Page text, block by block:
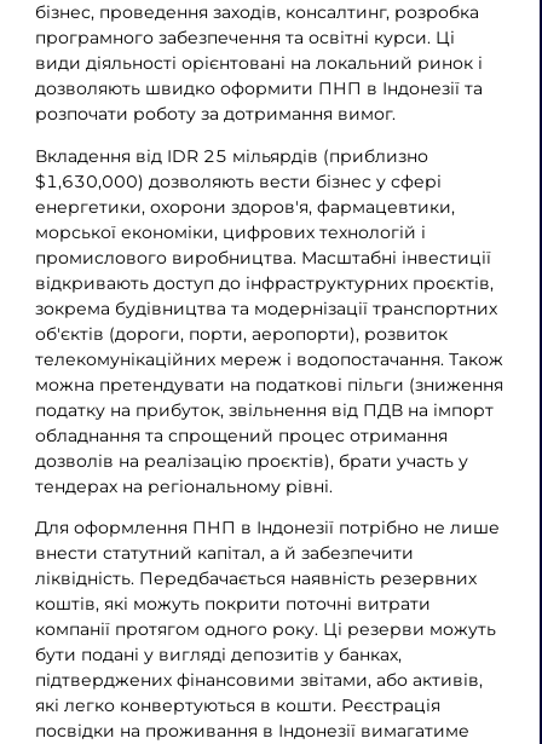
бізнес, проведення заходів, консалтинг, розробка
програмного забезпечення та освітні курси. Ці
види діяльності орієнтовані на локальний ринок і
дозволяють швидко оформити ПНП в Індонезії та
розпочати роботу за дотримання вимог.
Вкладення від IDR 25 мільярдів (приблизно
$1,630,000) дозволяють вести бізнес у сфері
енергетики, охорони здоров'я, фармацевтики,
морської економіки, цифрових технологій і
промислового виробництва. Масштабні інвестиції
відкривають доступ до інфраструктурних проєктів,
зокрема будівництва та модернізації транспортних
об'єктів (дороги, порти, аеропорти), розвиток
телекомунікаційних мереж і водопостачання. Також
можна претендувати на податкові пільги (зниження
податку на прибуток, звільнення від ПДВ на імпорт
обладнання та спрощений процес отримання
дозволів на реалізацію проєктів), брати участь у
тендерах на регіональному рівні.
Для оформлення ПНП в Індонезії потрібно не лише
внести статутний капітал, а й забезпечити
ліквідність. Передбачається наявність резервних
коштів, які можуть покрити поточні витрати
компанії протягом одного року. Ці резерви можуть
бути подані у вигляді депозитів у банках,
підтверджених фінансовими звітами, або активів,
які легко конвертуються в кошти. Реєстрація
посвідки на проживання в Індонезії вимагатиме